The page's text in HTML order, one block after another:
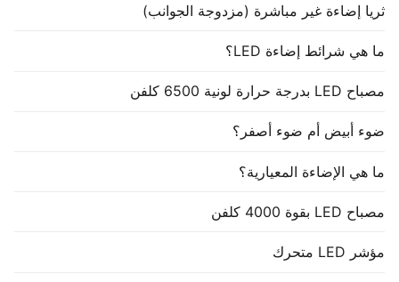
ثريا إضاءة غير مباشرة (مزدوجة الجوانب)
ما هي شرائط إضاءة LED؟
مصباح LED بدرجة حرارة لونية 6500 كلفن
ضوء أبيض أم ضوء أصفر؟
ما هي الإضاءة المعيارية؟
مصباح LED بقوة 4000 كلفن
مؤشر LED متحرك